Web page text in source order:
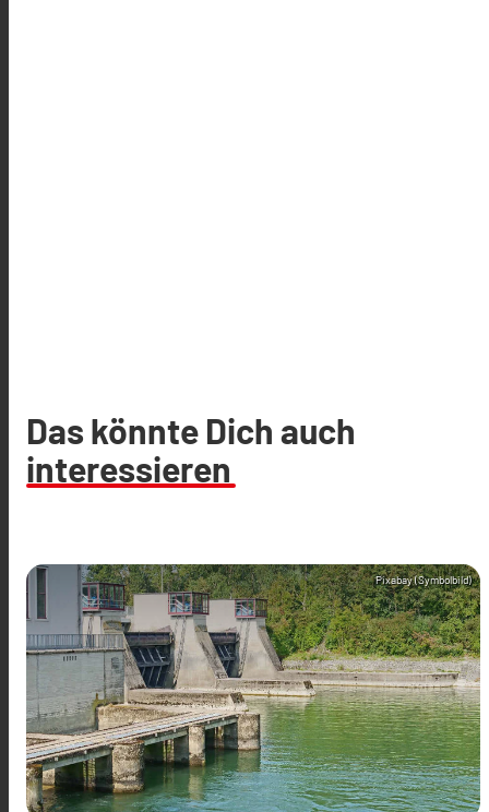
Das könnte Dich auch
interessieren
Pixabay (Symbolbild)